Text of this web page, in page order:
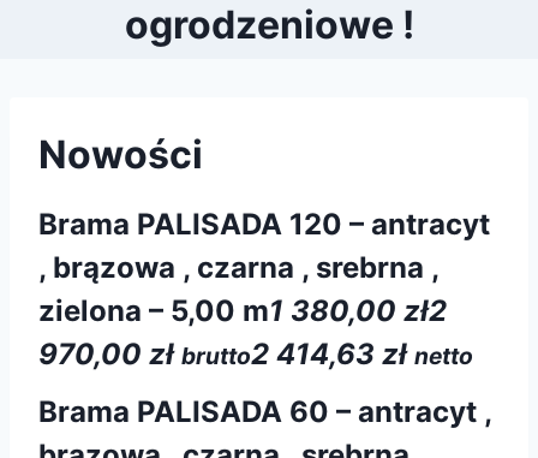
ogrodzeniowe !
Nowości
Brama PALISADA 120 – antracyt
, brązowa , czarna , srebrna ,
zielona – 5,00 m1 380,00 zł2
970,00 zł brutto2 414,63 zł netto
Brama PALISADA 60 – antracyt ,